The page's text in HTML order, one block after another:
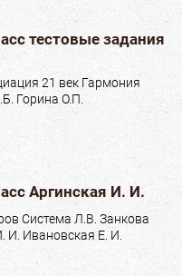
тестовые задания
21 век Гармония
Горина О.П.
Аргинская И. И.
Система Л.В. Занкова
И. Ивановская Е. И.